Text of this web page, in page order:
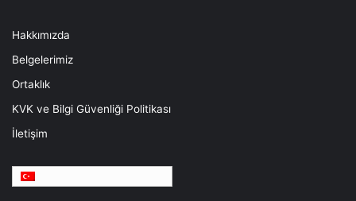
Hakkımızda
Belgelerimiz
Ortaklık
KVK ve Bilgi Güvenliği Politikası
İletişim